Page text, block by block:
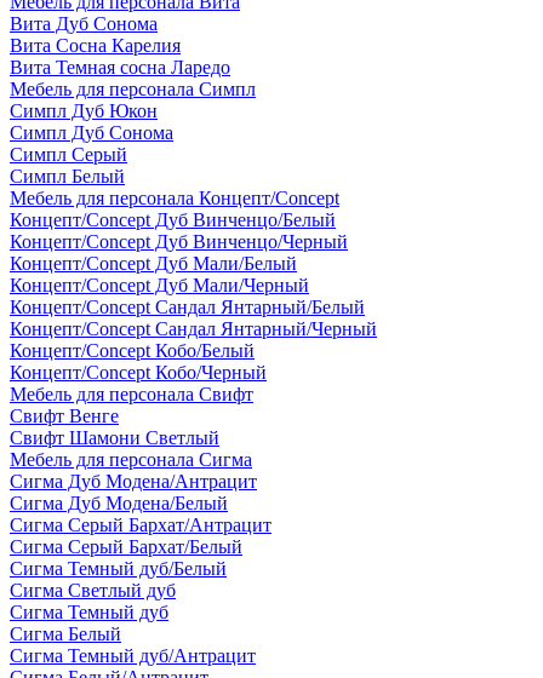
Вита Дуб Сонома
Вита Сосна Карелия
Вита Темная сосна Ларедо
Мебель для персонала Симпл
Симпл Дуб Юкон
Симпл Дуб Сонома
Симпл Серый
Симпл Белый
Мебель для персонала Концепт/Concept
Концепт/Concept Дуб Винченцо/Белый
Концепт/Concept Дуб Винченцо/Черный
Концепт/Concept Дуб Мали/Белый
Концепт/Concept Дуб Мали/Черный
Концепт/Concept Сандал Янтарный/Белый
Концепт/Concept Сандал Янтарный/Черный
Концепт/Concept Кобо/Белый
Концепт/Concept Кобо/Черный
Мебель для персонала Свифт
Свифт Венге
Свифт Шамони Светлый
Мебель для персонала Сигма
Сигма Дуб Модена/Антрацит
Сигма Дуб Модена/Белый
Сигма Серый Бархат/Антрацит
Сигма Серый Бархат/Белый
Сигма Темный дуб/Белый
Сигма Светлый дуб
Сигма Темный дуб
Сигма Белый
Сигма Темный дуб/Антрацит